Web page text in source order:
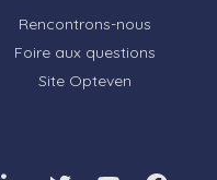
Rencontrons-nous
Foire aux questions
Site Opteven